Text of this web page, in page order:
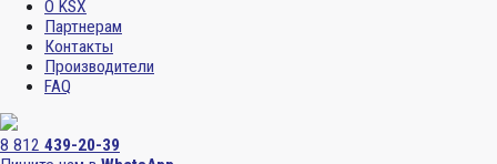
О KSX
Партнерам
Контакты
Производители
FAQ
8 812 439-20-39